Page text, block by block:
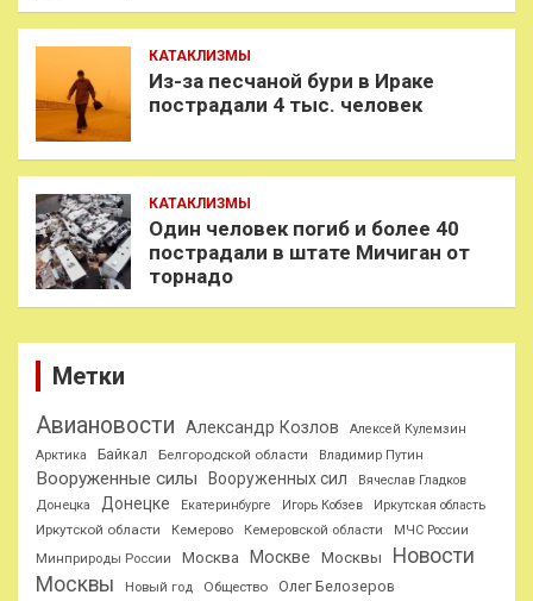
КАТАКЛИЗМЫ
Из-за песчаной бури в Ираке
пострадали 4 тыс. человек
КАТАКЛИЗМЫ
Один человек погиб и более 40
пострадали в штате Мичиган от
торнадо
Метки
Авиановости Александр Козлов
Алексей Кулемзин
Арктика
Байкал Белгородской области Владимир Путин
Вооруженные силы Вооруженных сил
Вячеслав Гладков
Донецка
Донецке Екатеринбурге Игорь Кобзев Иркутская область
Иркутской области Кемерово Кемеровской области
МЧС России
Минприроды России
Москва Москве Москвы
Новости
Москвы
Новый год Общество Олег Белозеров